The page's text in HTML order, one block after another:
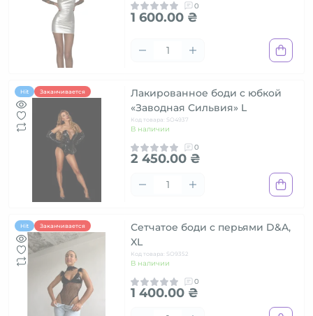
0
1 600.00 ₴
Hit Заканчивается
Лакированное боди с юбкой
«Заводная Сильвия» L
Код товара: SO4937
В наличии
0
2 450.00 ₴
Hit Заканчивается
Сетчатое боди с перьями D&A,
XL
Код товара: SO9352
В наличии
0
1 400.00 ₴